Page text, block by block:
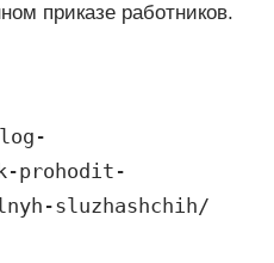
приказе работников.
prohodit-
sluzhashchih/